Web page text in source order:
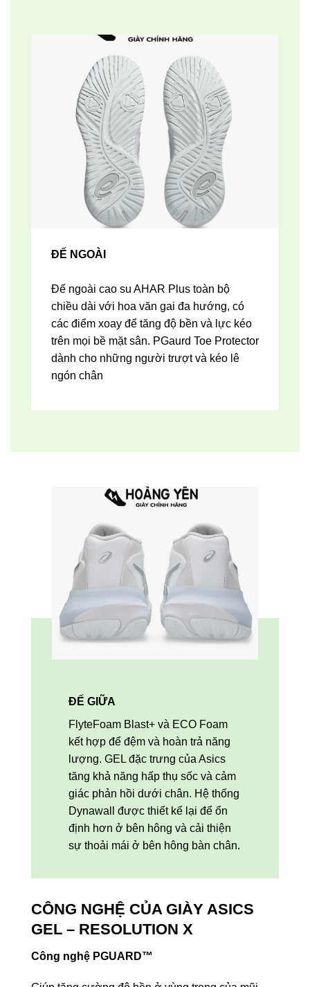
ĐẾ NGOÀI
Đế ngoài cao su AHAR Plus toàn bộ
chiều dài với hoa văn gai đa hướng, có
các điểm xoay để tăng độ bền và lực kéo
trên mọi bề mặt sân. PGaurd Toe Protector
dành cho những người trượt và kéo lê
ngón chân
ĐẾ GIỮA
FlyteFoam Blast+ và ECO Foam
kết hợp để đệm và hoàn trả năng
lượng. GEL đặc trưng của Asics
tăng khả năng hấp thụ sốc và cảm
giác phản hồi dưới chân. Hệ thống
Dynawall được thiết kế lại để ổn
định hơn ở bên hông và cải thiện
sự thoải mái ở bên hông bàn chân.
CÔNG NGHỆ CỦA GIÀY ASICS
GEL – RESOLUTION X
Công nghệ PGUARD™